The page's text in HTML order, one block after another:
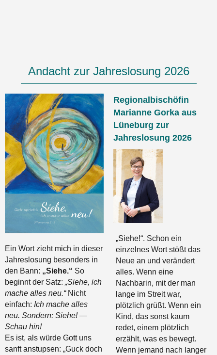
Andacht zur Jahreslosung 2026
Ein Wort zieht mich in dieser
Jahreslosung besonders in
den Bann: „Siehe.“ So
beginnt der Satz: „Siehe, ich
mache alles neu.“Nicht
einfach: Ich mache alles
neu. Sondern: Siehe! —
Schau hin!
Es ist, als würde Gott uns
sanft anstupsen: „Guck doch
Regionalbischöfin
Marianne Gorka aus
Lüneburg zur
Jahreslosung 2026
„Siehe!“. Schon ein
einzelnes Wort stößt das
Neue an und verändert
alles. Wenn eine
Nachbarin, mit der man
lange im Streit war,
plötzlich grüßt. Wenn ein
Kind, das sonst kaum
redet, einem plötzlich
erzählt, was es bewegt.
Wenn jemand nach langer